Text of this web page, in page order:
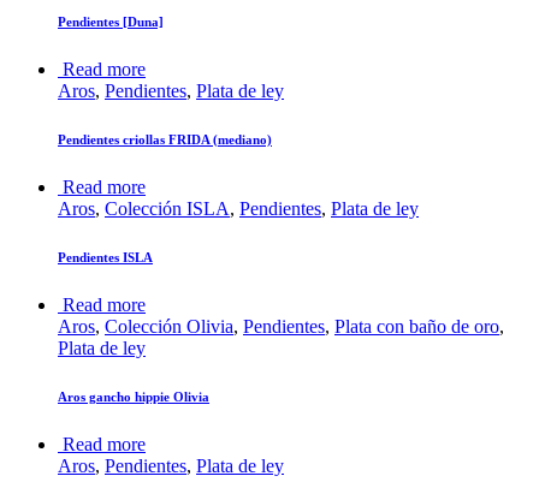
Pendientes [Duna]
Read more
Aros, Pendientes, Plata de ley
Pendientes criollas FRIDA (mediano)
Read more
Aros, Colección ISLA, Pendientes, Plata de ley
Pendientes ISLA
Read more
Aros, Colección Olivia, Pendientes, Plata con baño de oro,
Plata de ley
Aros gancho hippie Olivia
Read more
Aros, Pendientes, Plata de ley